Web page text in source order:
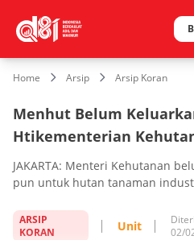
Home Arsip Arsip Koran
Menhut Belum
Htikementerian
JAKARTA: Menteri Kehutanan
pun untuk hutan tanaman
ARSIP
KORAN
Unit
02/